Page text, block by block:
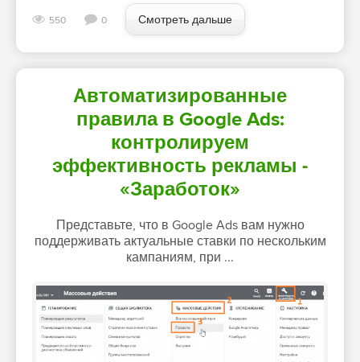
550 0 Смотреть дальше
Автоматизированные
правила в Google Ads:
контролируем
эффективность рекламы -
«Заработок»
Представьте, что в Google Ads вам нужно
поддерживать актуальные ставки по нескольким
кампаниям, при ...